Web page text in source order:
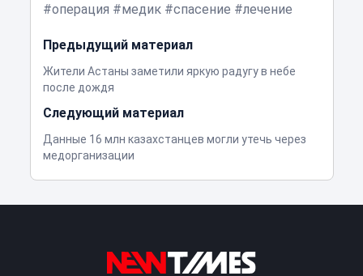
операция
медик спасение лечение
Предыдущий материал
Жители Астаны заметили яркую радугу в небе
после дождя
Следующий материал
Данные 16 млн казахстанцев могли утечь через
медорганизации